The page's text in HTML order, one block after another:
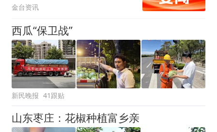
金台资讯
西瓜“保卫战”
新民晚报 41跟贴
山东枣庄：花椒种植富乡亲